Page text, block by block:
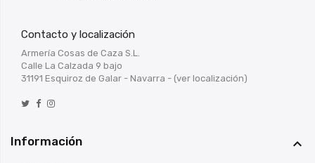
Contacto y localización
Armería Cosas de Caza S.L.
Calle La Calzada 9 bajo
31191 Esquiroz de Galar - Navarra - (ver localización)
Información 